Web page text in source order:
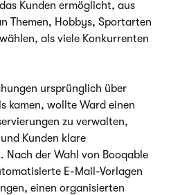
Kunden ermöglicht, aus
Themen, Hobbys, Sportarten
als viele Konkurrenten
ursprünglich über
kamen, wollte Ward einen
zu verwalten,
Kunden klare
Nach der Wahl von Booqable
E-Mail-Vorlagen
einen organisierten